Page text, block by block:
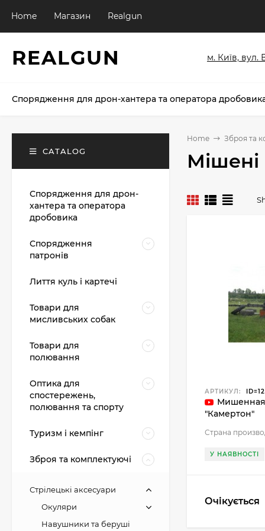
Home Магазин Realgun
REALGUN м. Київ, вул.
Спорядження для дрон-хантера та оператора
Home Зброя та
Мішені
АРТИКУЛ:
Мишенная
"Камертон"
Страна
У НАЯВНОСТІ
Очікується
CATALOG
Спорядження для дрон-
хантера та оператора
дробовика
Спорядження
патронів
Лиття куль і картечі
Товари для
мисливських собак
Товари для
полювання
Оптика для
спостережень,
полювання та спорту
Туризм і кемпінг
Зброя та комплектуючі
Стрілецькі аксесуари
Окуляри
Навушники та беруші